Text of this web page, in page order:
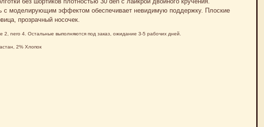
с моделирующим эффектом обеспечивает невидимую поддержку. Плоские
прозрачный носочек.
2, nero 4. Остальные выполняются под заказ, ожидание 3-5 рабочих дней.
2% Хлопок